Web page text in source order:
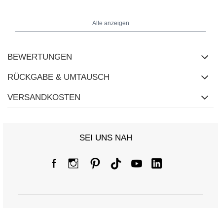
169 cm, Brust 88 cm, Taille 68 cm, Hüfte 89 cm
Alle anzeigen
BEWERTUNGEN
RÜCKGABE & UMTAUSCH
VERSANDKOSTEN
SEI UNS NAH